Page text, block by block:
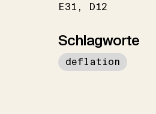
E31 D12
Schlagworte
deflation